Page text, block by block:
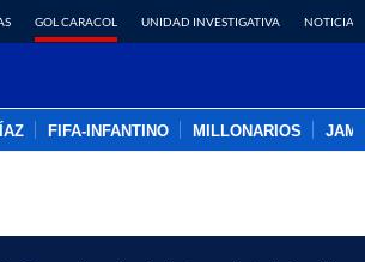
GOL CARACOL UNIDAD INVESTIGATIVA NOTICIAS
FIFA-INFANTINO MILLONARIOS